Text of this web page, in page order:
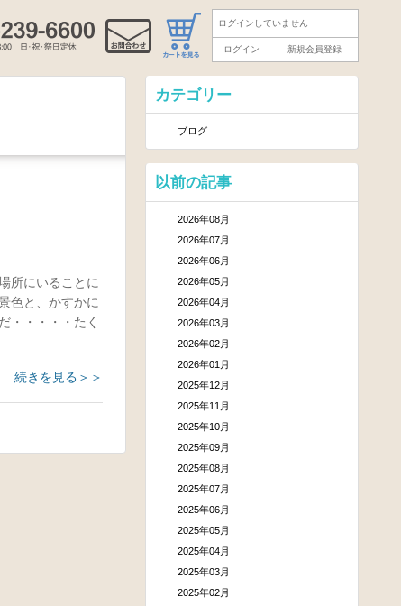
ログインしていません
ログイン 新規会員登録
所にいることに
色と、かすかに
・・・・・たく
続きを見る＞＞
カテゴリー
ブログ
以前の記事
2026年08月
2026年07月
2026年06月
2026年05月
2026年04月
2026年03月
2026年02月
2026年01月
2025年12月
2025年11月
2025年10月
2025年09月
2025年08月
2025年07月
2025年06月
2025年05月
2025年04月
2025年03月
2025年02月